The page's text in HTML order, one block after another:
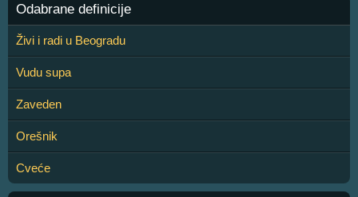
Odabrane definicije
Živi i radi u Beogradu
Vudu supa
Zaveden
Orešnik
Cveće